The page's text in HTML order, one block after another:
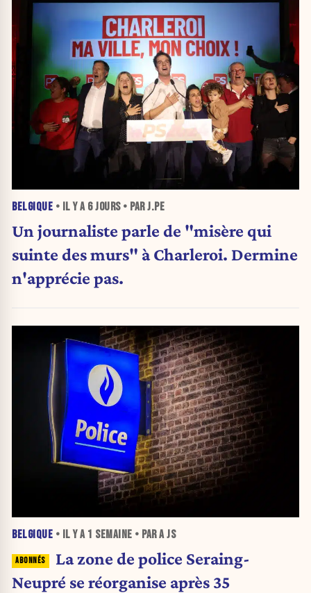
BELGIQUE • IL Y A 6 JOURS• PAR J.PE
Un journaliste parle de "misère qui
suinte des murs" à Charleroi. Dermine
n'apprécie pas.
BELGIQUE • IL Y A 1 SEMAINE • PAR A JS
La zone de police Seraing-
Neupré se réorganise après 35